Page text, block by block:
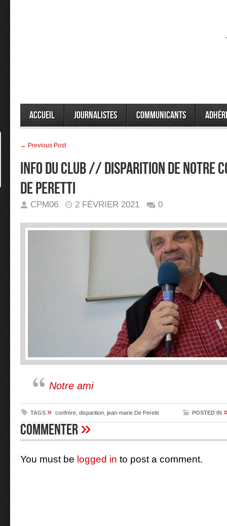
Accueil Journalistes Communicants
← Previous Post
INFO DU CLUB // DISPARITION DE NOTRE
DE PERETTI
CPM06 2 FÉVRIER 2021 0
Notre ami
TAGS » confrère disparition jean-marie De Peretti POSTED IN
Commenter»
You must be logged in to post a comment.